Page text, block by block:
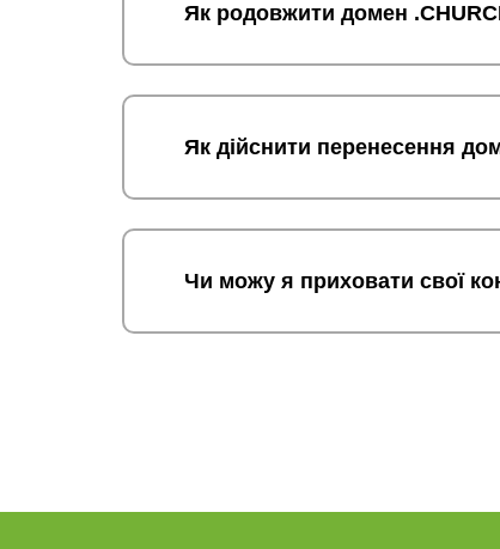
Як родовжити домен
Як дійснити перенесення
Чи можу я приховати свої